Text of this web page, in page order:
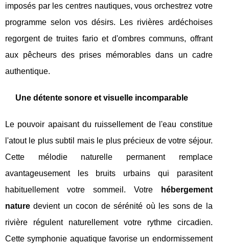
imposés par les centres nautiques, vous orchestrez votre
programme selon vos désirs. Les rivières ardéchoises
regorgent de truites fario et d'ombres communs, offrant
aux pêcheurs des prises mémorables dans un cadre
authentique.
Une détente sonore et visuelle incomparable
Le pouvoir apaisant du ruissellement de l'eau constitue
l'atout le plus subtil mais le plus précieux de votre séjour.
Cette mélodie naturelle permanent remplace
avantageusement les bruits urbains qui parasitent
habituellement votre sommeil. Votre
hébergement
nature devient un cocon de sérénité où les sons de la
rivière régulent naturellement votre rythme circadien.
Cette symphonie aquatique favorise un endormissement